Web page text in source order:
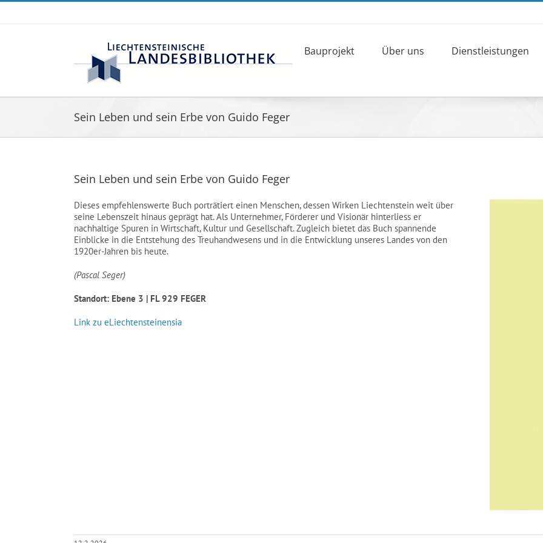
Zum
springen
Bauprojekt Über uns Dienstleistungen
Sein Leben und sein Erbe von Guido Feger
Sein Leben und sein Erbe von Guido Feger
Dieses empfehlenswerte Buch porträtiert einen Menschen, dessen Wirken Liechtenstein weit über
seine Lebenszeit hinaus geprägt hat. Als Unternehmer, Förderer und Visionär hinterliess er
nachhaltige Spuren in Wirtschaft, Kultur und Gesellschaft. Zugleich bietet das Buch spannende
Einblicke in die Entstehung des Treuhandwesens und in die Entwicklung unseres Landes von den
1920er-Jahren bis heute.
(Pascal Seger)
Standort: Ebene 3 | FL 929 FEGER
Link zu eLiechtensteinensia